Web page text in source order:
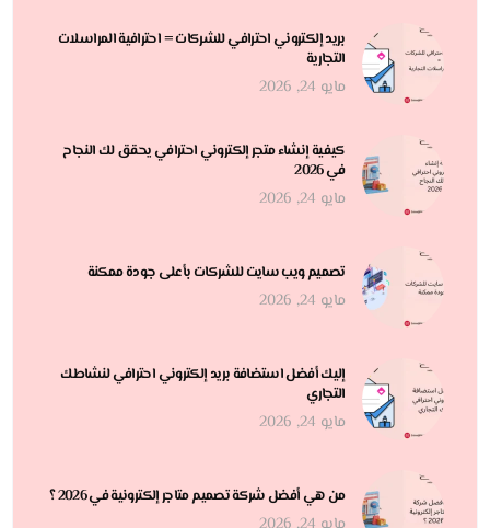
بريد إلكتروني احترافي للشركات = احترافية المراسلات
التجارية
مايو 24, 2026
كيفية إنشاء متجر إلكتروني احترافي يحقق لك النجاح
في 2026
مايو 24, 2026
تصميم ويب سايت للشركات بأعلى جودة ممكنة
مايو 24, 2026
إليك أفضل استضافة بريد إلكتروني احترافي لنشاطك
التجاري
مايو 24, 2026
من هي أفضل شركة تصميم متاجر إلكترونية في 2026 ؟